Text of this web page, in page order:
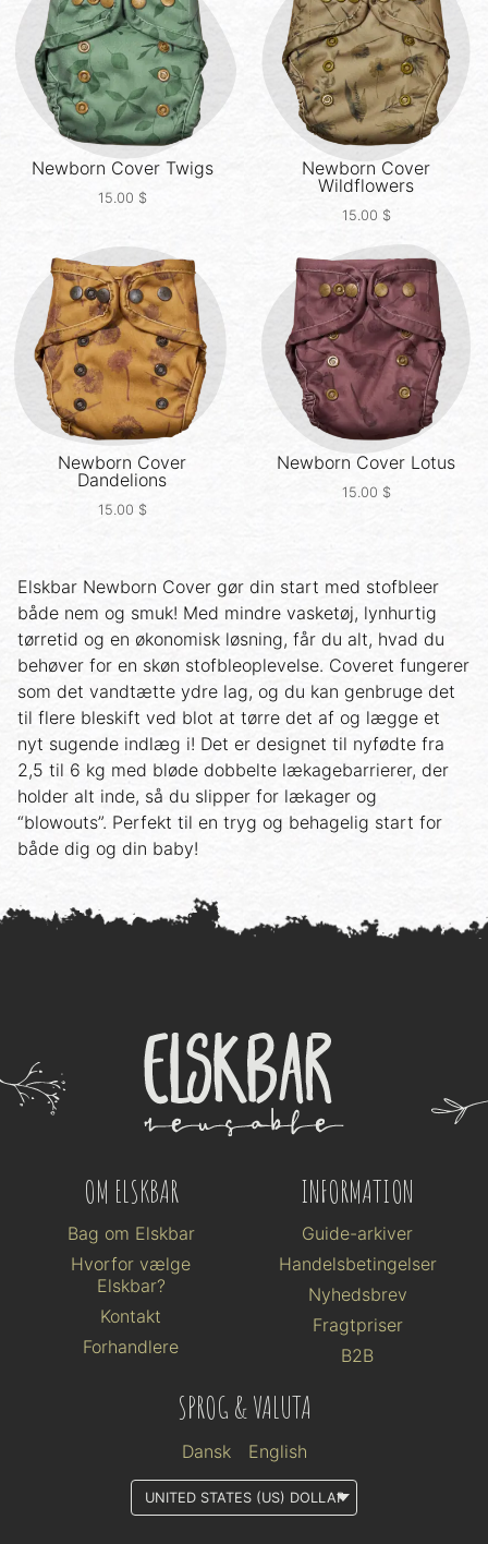
Newborn Cover Twigs
15.00 $
Newborn Cover
Wildflowers
15.00 $
Newborn Cover
Dandelions
15.00 $
Newborn Cover Lotus
15.00 $
Elskbar Newborn Cover gør din start med stofbleer
både nem og smuk! Med mindre vasketøj, lynhurtig
tørretid og en økonomisk løsning, får du alt, hvad du
behøver for en skøn stofbleoplevelse. Coveret fungerer
som det vandtætte ydre lag, og du kan genbruge det
til flere bleskift ved blot at tørre det af og lægge et
nyt sugende indlæg i! Det er designet til nyfødte fra
2,5 til 6 kg med bløde dobbelte lækagebarrierer, der
holder alt inde, så du slipper for lækager og
“blowouts”. Perfekt til en tryg og behagelig start for
både dig og din baby!
OM ELSKBAR
Bag om Elskbar
Hvorfor vælge
Elskbar?
Kontakt
Forhandlere
INFORMATION
Guide-arkiver
Handelsbetingelser
Nyhedsbrev
Fragtpriser
B2B
SPROG & VALUTA
Dansk English